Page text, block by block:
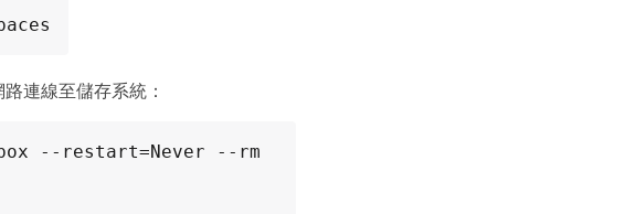
連線至儲存系統：
--restart=Never --rm